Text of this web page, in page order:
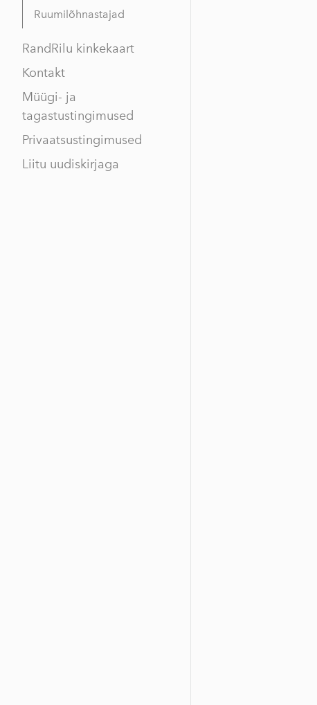
Ruumilõhnastajad
RandRilu kinkekaart
Kontakt
Müügi- ja
tagastustingimused
Privaatsustingimused
Liitu uudiskirjaga